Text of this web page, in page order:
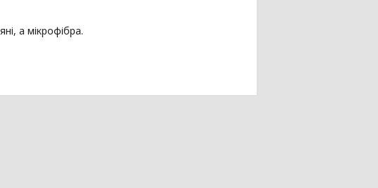
а мікрофібра.